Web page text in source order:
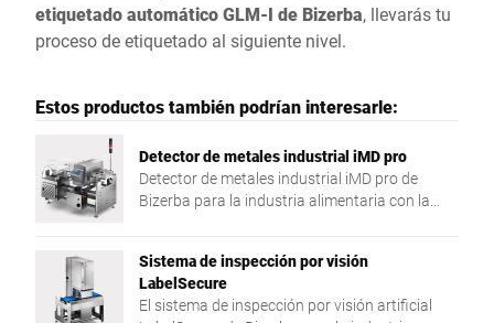
etiquetado automático GLM-I de Bizerba, llevarás tu
proceso de etiquetado al siguiente nivel.
Estos productos también podrían interesarle:
Detector de metales industrial iMD pro
Detector de metales industrial iMD pro de
Bizerba para la industria alimentaria con la
Sistema de inspección por visión
LabelSecure
El sistema de inspección por visión artificial